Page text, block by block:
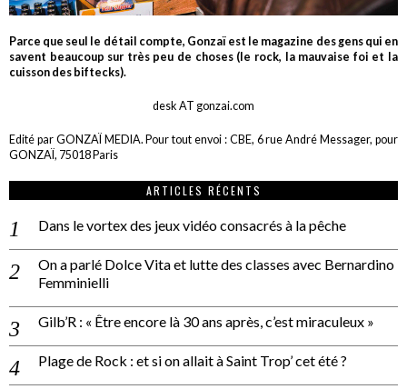
Parce que seul le détail compte, Gonzaï est le magazine des gens qui en
savent beaucoup sur très peu de choses (le rock, la mauvaise foi et la
cuisson des biftecks).
desk AT gonzai.com
Edité par GONZAÏ MEDIA. Pour tout envoi : CBE, 6 rue André Messager, pour
GONZAÏ, 75018 Paris
ARTICLES RÉCENTS
Dans le vortex des jeux vidéo consacrés à la pêche
On a parlé Dolce Vita et lutte des classes avec Bernardino
Femminielli
Gilb’R : « Être encore là 30 ans après, c’est miraculeux »
Plage de Rock : et si on allait à Saint Trop’ cet été ?